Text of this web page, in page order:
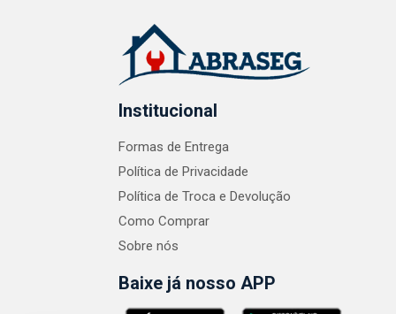
Institucional
Formas de Entrega
Política de Privacidade
Política de Troca e Devolução
Como Comprar
Sobre nós
Baixe já nosso APP